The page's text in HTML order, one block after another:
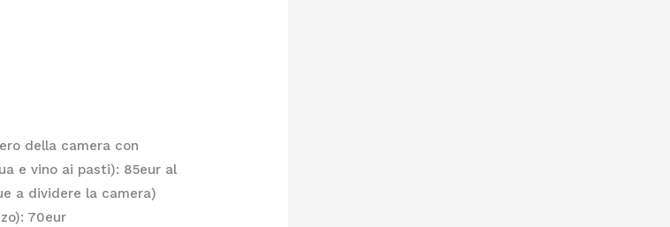
della camera con
e vino ai pasti): 85eur al
a dividere la camera)
70eur